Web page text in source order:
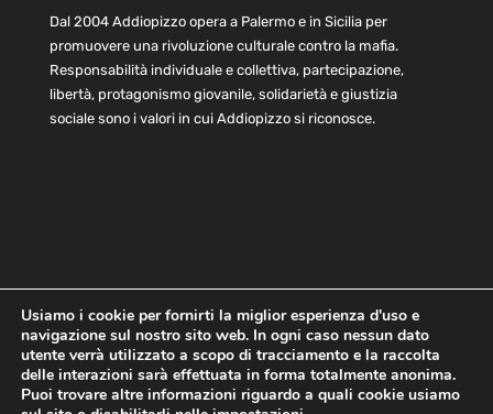
Dal 2004 Addiopizzo opera a Palermo e in Sicilia per
promuovere una rivoluzione culturale contro la mafia.
Responsabilità individuale e collettiva, partecipazione,
libertà, protagonismo giovanile, solidarietà e giustizia
sociale sono i valori in cui Addiopizzo si riconosce.
Home Statuto e bilancio
Contatti
Privacy
Cookie Child Protection Policy
Usiamo i cookie per fornirti la miglior esperienza d'uso e
navigazione sul nostro sito web. In ogni caso nessun dato
utente verrà utilizzato a scopo di tracciamento e la raccolta
delle interazioni sarà effettuata in forma totalmente anonima.
Puoi trovare altre informazioni riguardo a quali cookie usiamo